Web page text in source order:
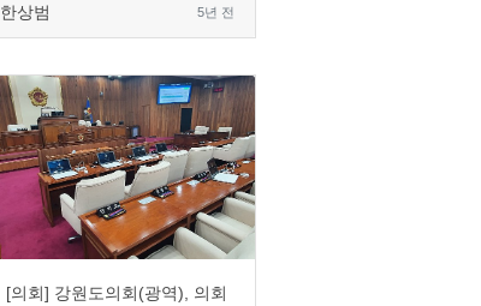
한상범 5년 전
0 1895 6 0
[의회] 강원도의회(광역), 의회